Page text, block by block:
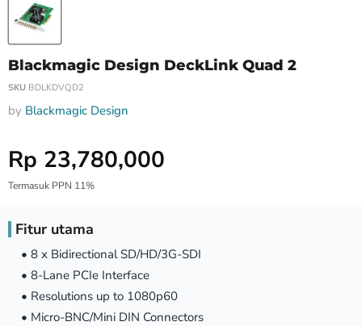
Blackmagic Design DeckLink Quad 2
SKU BDLKDVQD2
by Blackmagic Design
Harga Special
Rp 23,780,000
Termasuk PPN 11%
Fitur utama
• 8 x Bidirectional SD/HD/3G-SDI
• 8-Lane PCIe Interface
• Resolutions up to 1080p60
• Micro-BNC/Mini DIN Connectors